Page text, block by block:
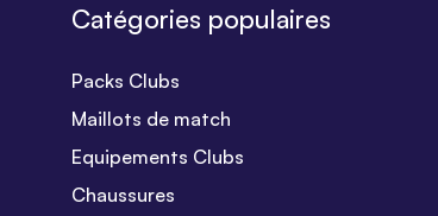
Catégories populaires
Packs Clubs
Maillots de match
Equipements Clubs
Chaussures